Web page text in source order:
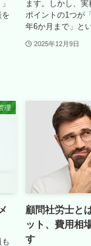
ます。しかし、
ポイントの1つが
年6か月まで」と
2025年12月9日
理
顧問社労士と
ット、費用相
す